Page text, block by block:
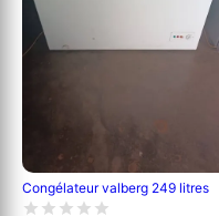
Congélateur valberg 249 litres